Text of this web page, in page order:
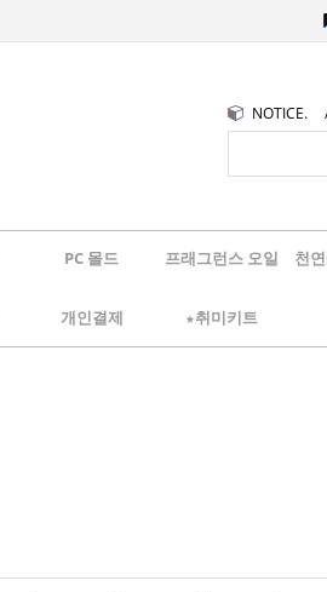
NOTICE.
PC 몰드 프래그런스 오일 천
개인결제 ★취미키트